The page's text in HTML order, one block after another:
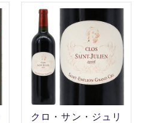
クロ・サン・ジュリ